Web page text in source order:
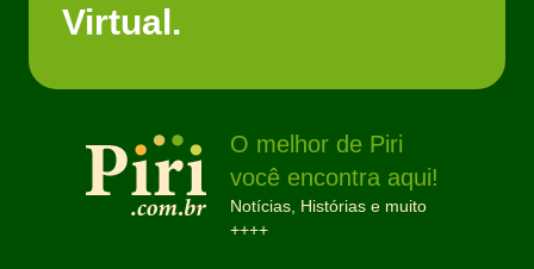
Virtual.
O melhor de Piri
você encontra aqui!
Notícias, Histórias e muito
++++